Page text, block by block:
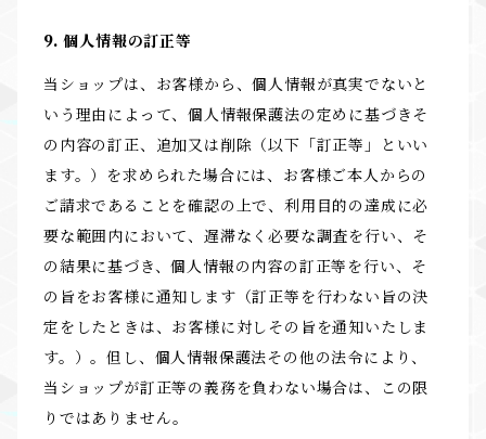
9. 個人情報の訂正等
当ショップは、お客様から、個人情報が真実でないと
いう理由によって、個人情報保護法の定めに基づきそ
の内容の訂正、追加又は削除（以下「訂正等」といい
ます。）を求められた場合には、お客様ご本人からの
ご請求であることを確認の上で、利用目的の達成に必
要な範囲内において、遅滞なく必要な調査を行い、そ
の結果に基づき、個人情報の内容の訂正等を行い、そ
の旨をお客様に通知します（訂正等を行わない旨の決
定をしたときは、お客様に対しその旨を通知いたしま
す。）。但し、個人情報保護法その他の法令により、
当ショップが訂正等の義務を負わない場合は、この限
りではありません。